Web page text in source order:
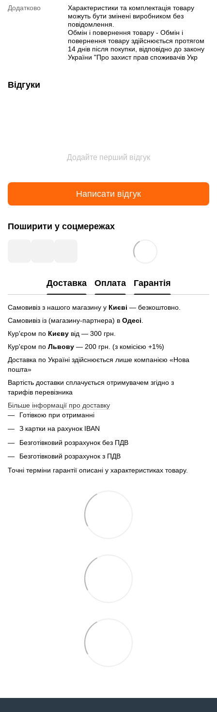
Додатково
Характеристики та комплектація товару
можуть бути змінені виробником без
повідомлення.
Обмін і повернення товару - Обмін і
повернення товару здійснюється протягом
14 днів після покупки, відповідно до закону
України "Про захист прав споживачів Укр
Відгуки
Додайте перший відгук
Написати відгук
Поширити у соцмережах
Доставка Оплата Гарантія
Самовивіз з нашого магазину у Києві — безкоштовно.
Самовивіз із (магазину-партнера) в Одесі
Кур'єром по Києву від — 300 грн.
Кур'єром по Львову — 200 грн. (з комісією +1%)
Доставка по Україні здійснюється лише компанією «Нова
пошта»
Вартість доставки сплачується отримувачем згідно з
тарифів перевізника
Більше інформації про доставку
Готівкою при отриманні
З картки на рахунок IBAN
Безготівковий розрахунок без ПДВ
Безготівковий розрахунок з ПДВ
Точні терміни гарантії описані у характеристиках товару.